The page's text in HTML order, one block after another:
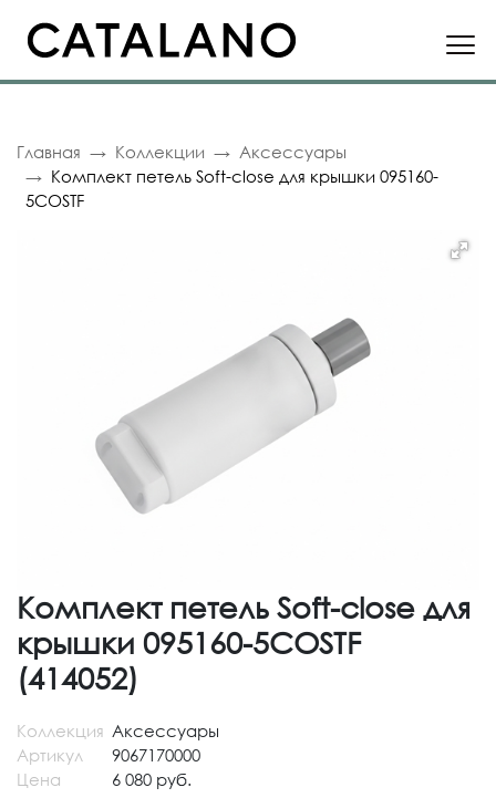
Главная Коллекции
Аксессуары
Комплект петель Soft-close для крышки 095160-
5COSTF
Комплект петель Soft-close для
крышки 095160-5COSTF
(414052)
Коллекция Аксессуары
Артикул
9067170000
Цена
6 080 руб.